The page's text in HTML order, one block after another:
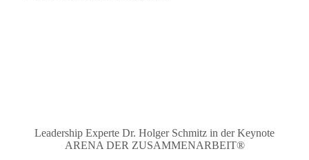
Leadership Experte Dr. Holger Schmitz in der Keynote
ARENA DER ZUSAMMENARBEIT®